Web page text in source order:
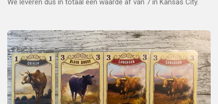
We leveren dus in totaal een waarde af van 7 in Kansas City.